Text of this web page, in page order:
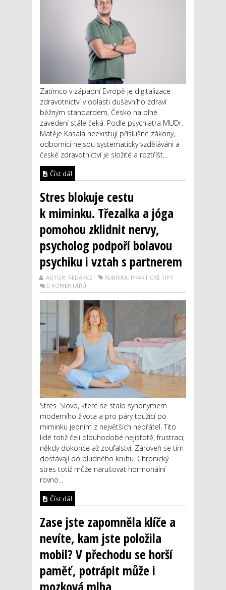
Zatímco v západní Evropě je digitalizace
zdravotnictví v oblasti duševního zdraví
běžným standardem, Česko na plné
zavedení stále čeká. Podle psychiatra MUDr.
Matěje Kasala neexistují příslušné zákony,
odborníci nejsou systematicky vzděláváni a
české zdravotnictví je složité a roztříšt...
Číst dál
Stres blokuje cestu
k miminku. Třezalka a jóga
pomohou zklidnit nervy,
psycholog podpoří bolavou
psychiku i vztah s partnerem
AUTOR: REDAKCE
RUBRIKA: PRAKTICKÉ TIPY
0 KOMENTÁŘŮ
Stres. Slovo, které se stalo synonymem
moderního života a pro páry toužící po
miminku jedním z největších nepřátel. Tito
lidé totiž čelí dlouhodobé nejistotě, frustraci,
někdy dokonce až zoufalství. Zároveň se tím
dostávají do bludného kruhu. Chronický
stres totiž může narušovat hormonální
rovno...
Číst dál
Zase jste zapomněla klíče a
nevíte, kam jste položila
mobil? V přechodu se horší
paměť, potrápit může i
mozková mlha